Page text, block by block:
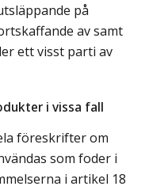
på
av samt
ett visst parti av
i vissa fall
föreskrifter om
som foder i
i artikel 18